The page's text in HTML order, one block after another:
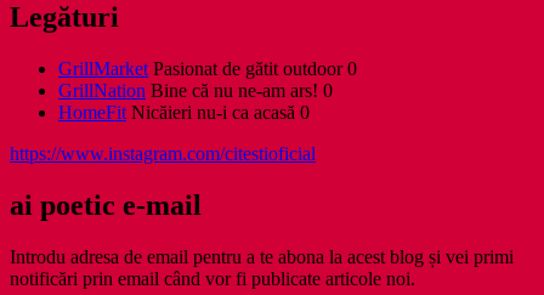
Legături
GrillMarket Pasionat de gătit outdoor 0
GrillNation Bine că nu ne-am ars! 0
HomeFit Nicăieri nu-i ca acasă 0
https://www.instagram.com/citestioficial
ai poetic e-mail
Introdu adresa de email pentru a te abona la acest blog și vei primi
notificări prin email când vor fi publicate articole noi.